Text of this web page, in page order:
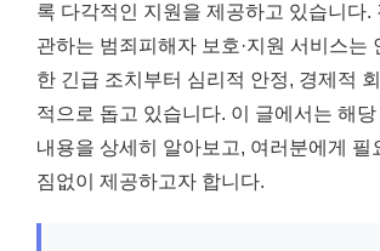
록 다각적인 지원을 제공하고 있습니다.
관하는 범죄피해자 보호·지원 서비스는
한 긴급 조치부터 심리적 안정, 경제적
적으로 돕고 있습니다. 이 글에서는 해
내용을 상세히 알아보고, 여러분에게 필
짐없이 제공하고자 합니다.